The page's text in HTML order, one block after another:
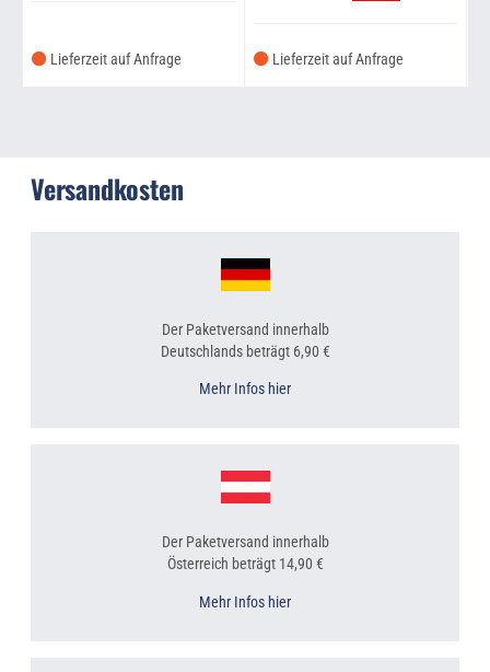
Lieferzeit auf Anfrage Lieferzeit auf Anfrage
Versandkosten
Der Paketversand innerhalb
Deutschlands beträgt 6,90 €
Mehr Infos hier
Der Paketversand innerhalb
Österreich beträgt 14,90 €
Mehr Infos hier